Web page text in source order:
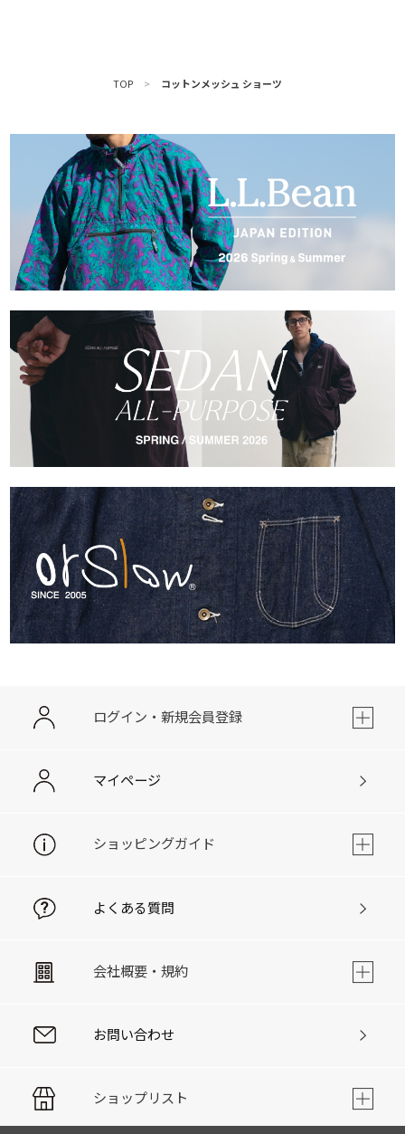
TOP > コットンメッシュ ショーツ
ログイン・新規会員登録
マイページ
ショッピングガイド
よくある質問
会社概要・規約
お問い合わせ
ショップリスト